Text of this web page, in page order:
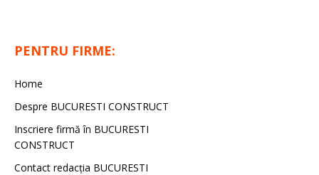
PENTRU FIRME:
Home
Despre BUCURESTI CONSTRUCT
Inscriere firmă în BUCURESTI
CONSTRUCT
Contact redacţia BUCURESTI